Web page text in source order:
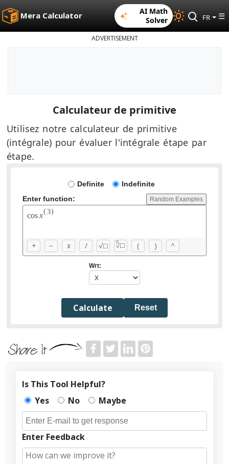
Mera Calculator
AI Math
Solver
FR ☰
ADVERTISEMENT
Calculateur de primitive
Utilisez notre calculateur de primitive
(intégrale) pour évaluer l'intégrale étape par
étape.
Definite
Indefinite
Enter function:
Random Examples
cosx
(3)
+ − x / √☐
□
√☐ ( ) ^
Wrt:
Reset
Is This Tool Helpful?
Yes
No Maybe
Enter Feedback